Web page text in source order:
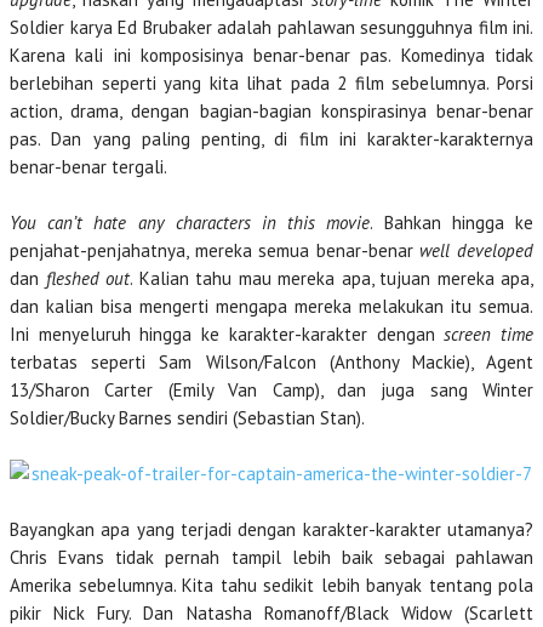
Soldier karya Ed Brubaker adalah pahlawan sesungguhnya film ini.
Karena kali ini komposisinya benar-benar pas. Komedinya tidak
berlebihan seperti yang kita lihat pada 2 film sebelumnya. Porsi
action, drama, dengan bagian-bagian konspirasinya benar-benar
pas. Dan yang paling penting, di film ini karakter-karakternya
benar-benar tergali.
You can’t hate any characters in this movie. Bahkan hingga ke
penjahat-penjahatnya, mereka semua benar-benar well developed
dan fleshed out. Kalian tahu mau mereka apa, tujuan mereka apa,
dan kalian bisa mengerti mengapa mereka melakukan itu semua.
Ini menyeluruh hingga ke karakter-karakter denganscreen time
terbatas seperti Sam Wilson/Falcon (Anthony Mackie), Agent
13/Sharon Carter (Emily Van Camp), dan juga sang Winter
Soldier/Bucky Barnes sendiri (Sebastian Stan).
Bayangkan apa yang terjadi dengan karakter-karakter utamanya?
Chris Evans tidak pernah tampil lebih baik sebagai pahlawan
Amerika sebelumnya. Kita tahu sedikit lebih banyak tentang pola
pikir Nick Fury. Dan Natasha Romanoff/Black Widow (Scarlett